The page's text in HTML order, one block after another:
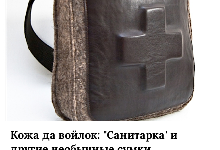
Кожа да войлок: "Санитарка" и